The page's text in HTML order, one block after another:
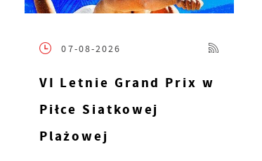
07-08-2026
VI Letnie Grand Prix w
Piłce Siatkowej
Plażowej